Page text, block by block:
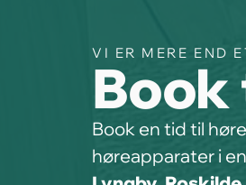
VI ER MERE END
Book
Book en tid til
høreapparater i